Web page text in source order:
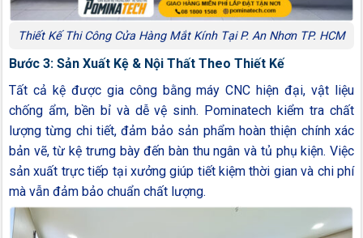
Thiết Kế Thi Công Cửa Hàng Mắt Kính Tại P. An Nhơn TP. HCM
Bước 3: Sản Xuất Kệ & Nội Thất Theo Thiết Kế
Tất cả kệ được gia công bằng máy CNC hiện đại, vật liệu
chống ẩm, bền bỉ và dễ vệ sinh. Pominatech kiểm tra chất
lượng từng chi tiết, đảm bảo sản phẩm hoàn thiện chính xác
bản vẽ, từ kệ trưng bày đến bàn thu ngân và tủ phụ kiện. Việc
sản xuất trực tiếp tại xưởng giúp tiết kiệm thời gian và chi phí
mà vẫn đảm bảo chuẩn chất lượng.